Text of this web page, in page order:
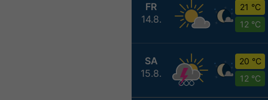
FR
14.8.
21 °C
12 °C
SA
15.8.
20 °C
12 °C